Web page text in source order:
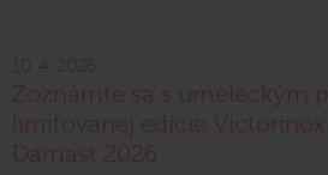
10. 4. 2026
Zoznámte sa s umeleckým
limitovanej edície Victorinox
Damast 2026